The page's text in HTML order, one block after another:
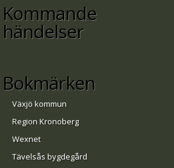
Kommande
händelser
Bokmärken
Växjö kommun
Region Kronoberg
Wexnet
Tävelsås bygdegård